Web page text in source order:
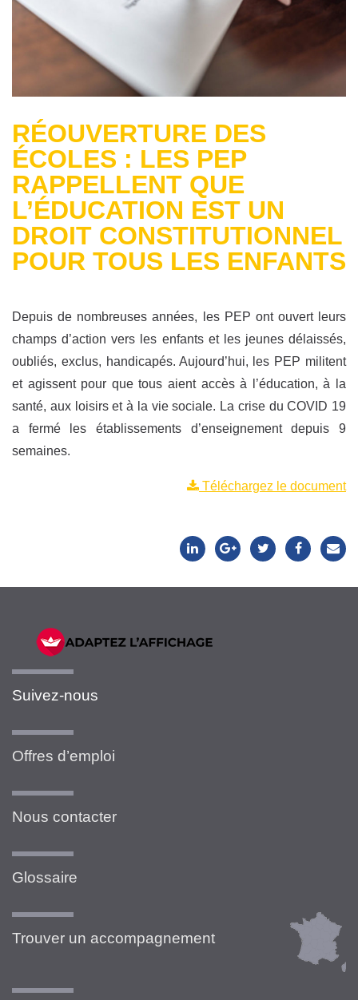
RÉOUVERTURE DES
ÉCOLES : LES PEP
RAPPELLENT QUE
L’ÉDUCATION EST UN
DROIT CONSTITUTIONNEL
POUR TOUS LES ENFANTS
Depuis de nombreuses années, les PEP ont ouvert leurs
champs d’action vers les enfants et les jeunes délaissés,
oubliés, exclus, handicapés. Aujourd’hui, les PEP militent
et agissent pour que tous aient accès à l’éducation, à la
santé, aux loisirs et à la vie sociale. La crise du COVID 19
a fermé les établissements d’enseignement depuis 9
semaines.
Téléchargez le document
Suivez-nous
Offres d’emploi
Nous contacter
Glossaire
Trouver un accompagnement